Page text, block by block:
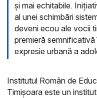
și mai echitabile.
al unei schimbări
deveni ecou ale vocii
premieră
expresie urbană a
Institutul Român de
Timișoara este un